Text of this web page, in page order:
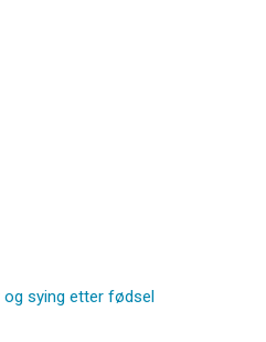
sying etter fødsel